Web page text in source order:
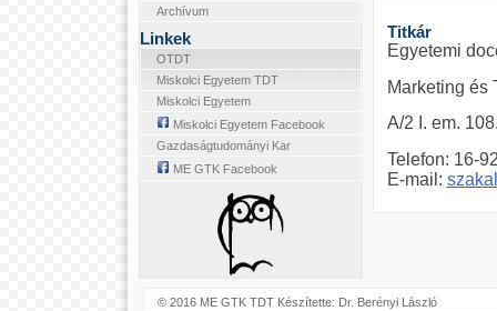
Titkár
Egyetemi
Marketing és
A/2 I. em.
Telefon: 16-
E-mail:
Archívum
Linkek
OTDT
Miskolci Egyetem TDT
Miskolci Egyetem
Miskolci Egyetem Facebook
Gazdaságtudományi Kar
ME GTK Facebook
© 2016 ME GTK TDT Készítette: Dr. Berényi László